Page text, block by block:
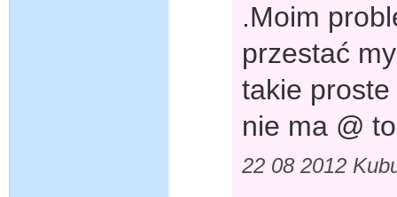
.Moim
przestać
takie
nie ma @
22 08 2012